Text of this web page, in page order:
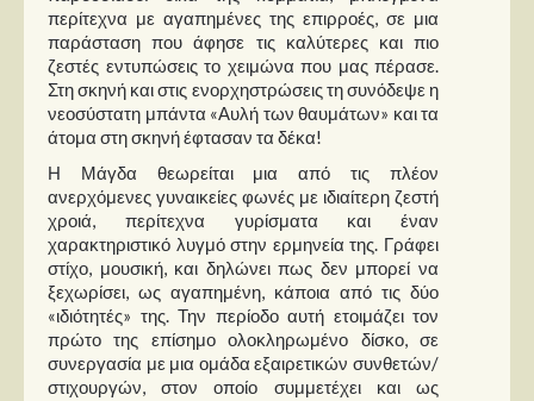
περίτεχνα με αγαπημένες της επιρροές, σε μια
παράσταση που άφησε τις καλύτερες και πιο
ζεστές εντυπώσεις το χειμώνα που μας πέρασε.
Στη σκηνή και στις ενορχηστρώσεις τη συνόδεψε η
νεοσύστατη μπάντα «Αυλή των θαυμάτων» και τα
άτομα στη σκηνή έφτασαν τα δέκα!
Η Μάγδα θεωρείται μια από τις πλέον
ανερχόμενες γυναικείες φωνές με ιδιαίτερη ζεστή
χροιά, περίτεχνα γυρίσματα και έναν
χαρακτηριστικό λυγμό στην ερμηνεία της. Γράφει
στίχο, μουσική, και δηλώνει πως δεν μπορεί να
ξεχωρίσει, ως αγαπημένη, κάποια από τις δύο
«ιδιότητές» της. Την περίοδο αυτή ετοιμάζει τον
πρώτο της επίσημο ολοκληρωμένο δίσκο, σε
συνεργασία με μια ομάδα εξαιρετικών συνθετών/
στιχουργών, στον οποίο συμμετέχει και ως